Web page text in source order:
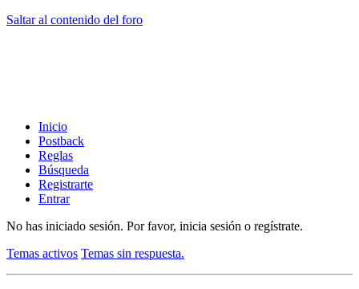
Saltar al contenido del foro
Inicio
Postback
Reglas
Búsqueda
Registrarte
Entrar
No has iniciado sesión. Por favor, inicia sesión o regístrate.
Temas activos Temas sin respuesta.